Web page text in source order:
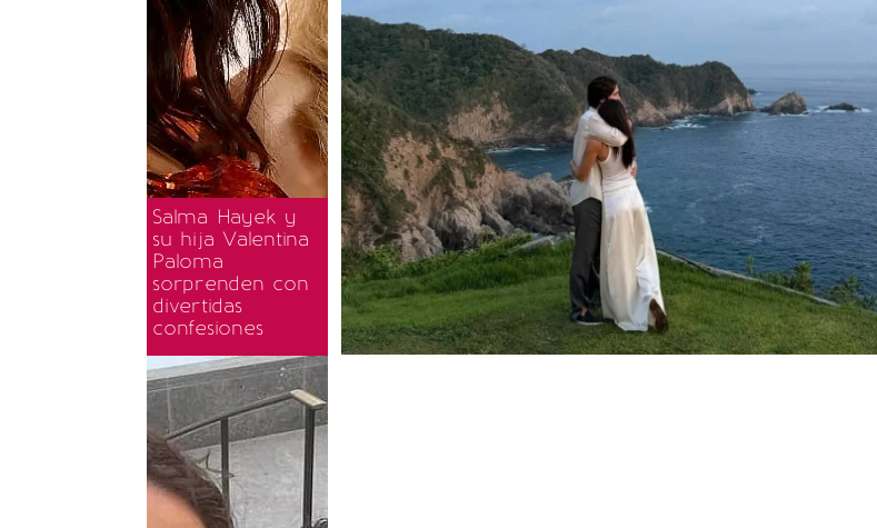
Salma Hayek y
su hija Valentina
Paloma
sorprenden con
divertidas
confesiones